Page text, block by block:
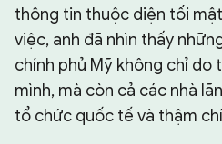
thông tin thuộc diện tối
việc, anh đã nhìn thấy
chính phủ Mỹ không chỉ do
mình, mà còn cả các nhà
tổ chức quốc tế và thậm